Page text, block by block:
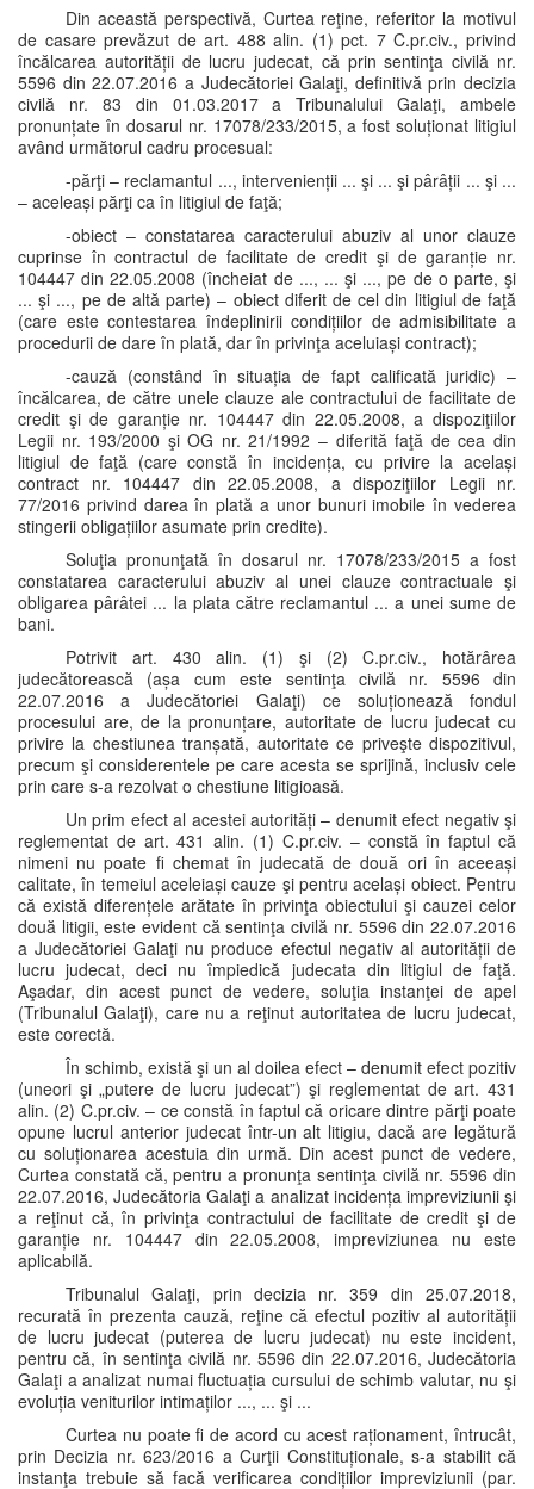
Din această perspectivă, Curtea reţine, referitor la motivul
de casare prevăzut de art. 488 alin. (1) pct. 7 C.pr.civ., privind
încălcarea autorității de lucru judecat, că prin sentinţa civilă nr.
5596 din 22.07.2016 a Judecătoriei Galaţi, definitivă prin decizia
civilă nr. 83 din 01.03.2017 a Tribunalului Galaţi, ambele
pronunțate în dosarul nr. 17078/233/2015, a fost soluționat litigiul
având următorul cadru procesual:
-părţi – reclamantul ..., intervenienții ... şi ... şi pârâții ... şi ...
– aceleași părţi ca în litigiul de faţă;
-obiect – constatarea caracterului abuziv al unor clauze
cuprinse în contractul de facilitate de credit şi de garanție nr.
104447 din 22.05.2008 (încheiat de ..., ... şi ..., pe de o parte, şi
... şi ..., pe de altă parte) – obiect diferit de cel din litigiul de faţă
(care este contestarea îndeplinirii condițiilor de admisibilitate a
procedurii de dare în plată, dar în privinţa aceluiași contract);
-cauză (constând în situația de fapt calificată juridic) –
încălcarea, de către unele clauze ale contractului de facilitate de
credit şi de garanție nr. 104447 din 22.05.2008, a dispoziţiilor
Legii nr. 193/2000 şi OG nr. 21/1992 – diferită faţă de cea din
litigiul de faţă (care constă în incidența, cu privire la același
contract nr. 104447 din 22.05.2008, a dispoziţiilor Legii nr.
77/2016 privind darea în plată a unor bunuri imobile în vederea
stingerii obligațiilor asumate prin credite).
Soluţia pronunţată în dosarul nr. 17078/233/2015 a fost
constatarea caracterului abuziv al unei clauze contractuale şi
obligarea pârâtei ... la plata către reclamantul ... a unei sume de
bani.
Potrivit art. 430 alin. (1) şi (2) C.pr.civ., hotărârea
judecătorească (așa cum este sentinţa civilă nr. 5596 din
22.07.2016 a Judecătoriei Galaţi) ce soluționează fondul
procesului are, de la pronunțare, autoritate de lucru judecat cu
privire la chestiunea tranșată, autoritate ce priveşte dispozitivul,
precum şi considerentele pe care acesta se sprijină, inclusiv cele
prin care s-a rezolvat o chestiune litigioasă.
Un prim efect al acestei autorități – denumit efect negativ şi
reglementat de art. 431 alin. (1) C.pr.civ. – constă în faptul că
nimeni nu poate fi chemat în judecată de două ori în aceeași
calitate, în temeiul aceleiași cauze şi pentru același obiect. Pentru
că există diferențele arătate în privinţa obiectului şi cauzei celor
două litigii, este evident că sentinţa civilă nr. 5596 din 22.07.2016
a Judecătoriei Galaţi nu produce efectul negativ al autorității de
lucru judecat, deci nu împiedică judecata din litigiul de faţă.
Aşadar, din acest punct de vedere, soluţia instanţei de apel
(Tribunalul Galaţi), care nu a reţinut autoritatea de lucru judecat,
este corectă.
În schimb, există şi un al doilea efect – denumit efect pozitiv
(uneori şi „putere de lucru judecat”) şi reglementat de art. 431
alin. (2) C.pr.civ. – ce constă în faptul că oricare dintre părţi poate
opune lucrul anterior judecat într-un alt litigiu, dacă are legătură
cu soluționarea acestuia din urmă. Din acest punct de vedere,
Curtea constată că, pentru a pronunţa sentinţa civilă nr. 5596 din
22.07.2016, Judecătoria Galaţi a analizat incidența impreviziunii şi
a reţinut că, în privinţa contractului de facilitate de credit şi de
garanție nr. 104447 din 22.05.2008, impreviziunea nu este
aplicabilă.
Tribunalul Galaţi, prin decizia nr. 359 din 25.07.2018,
recurată în prezenta cauză, reţine că efectul pozitiv al autorității
de lucru judecat (puterea de lucru judecat) nu este incident,
pentru că, în sentinţa civilă nr. 5596 din 22.07.2016, Judecătoria
Galaţi a analizat numai fluctuația cursului de schimb valutar, nu şi
evoluția veniturilor intimaților ..., ... şi ...
Curtea nu poate fi de acord cu acest raționament, întrucât,
prin Decizia nr. 623/2016 a Curţii Constituționale, s-a stabilit că
instanţa trebuie să facă verificarea condițiilor impreviziunii (par.